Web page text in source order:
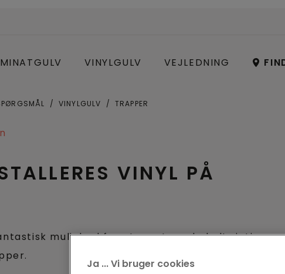
VINYLGULV VEJLEDNING
VINYLGULV TRAPPER
VINYL PÅ
mulighed for at montere de helt rigtige
Ja ... Vi bruger cookies